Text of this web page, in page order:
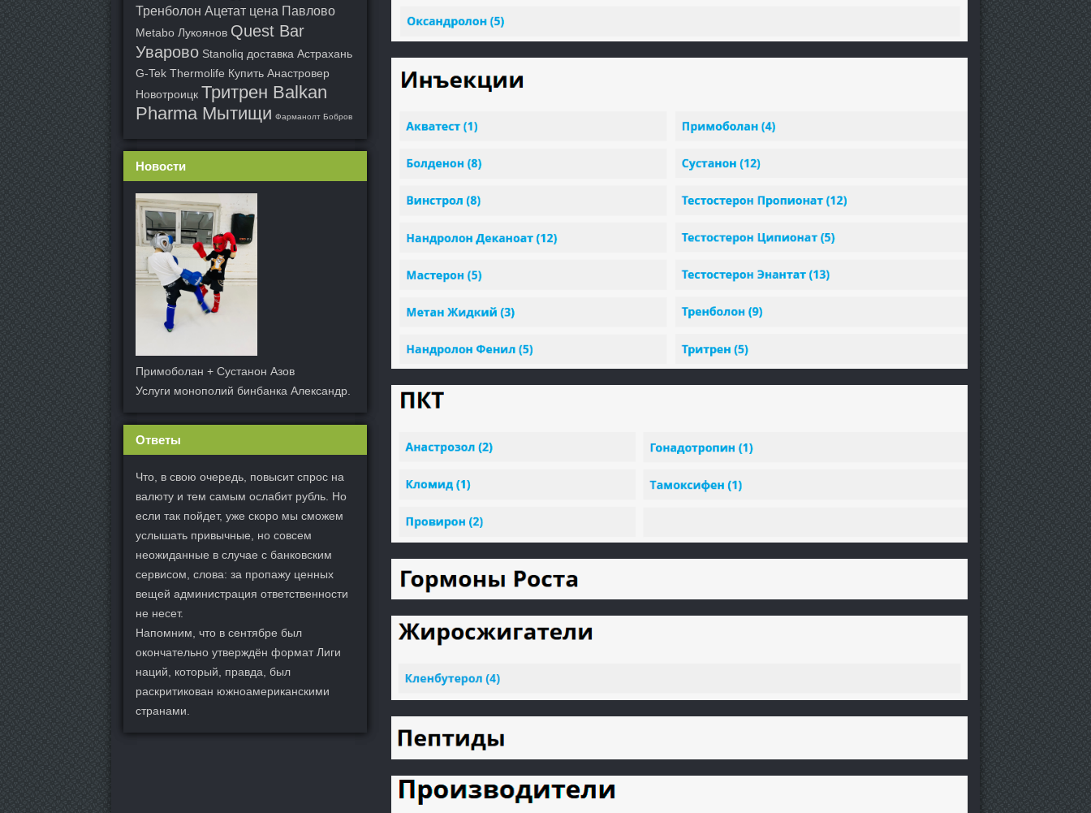
Тренболон Ацетат цена Павлово
Metabo Лукоянов Quest Bar
Уварово Stanoliq доставка Астрахань
G-Tek Thermolife Купить Анастровер
Новотроицк Тритрен Balkan
Pharma Мытищи Фарманолт Бобров
Новости
Примоболан + Сустанон Азов
Услуги монополий бинбанка Александр.
Ответы
Что, в свою очередь, повысит спрос на
валюту и тем самым ослабит рубль. Но
если так пойдет, уже скоро мы сможем
услышать привычные, но совсем
неожиданные в случае с банковским
сервисом, слова: за пропажу ценных
вещей администрация ответственности
не несет.
Напомним, что в сентябре был
окончательно утверждён формат Лиги
наций, который, правда, был
раскритикован южноамериканскими
странами.